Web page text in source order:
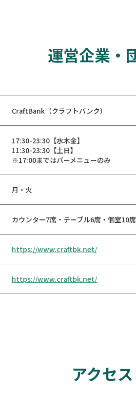
運営企業・
CraftBank（クラフトバンク）
17:30-23:30【水木金】
11:30-23:30【土日】
※17:00まではバーメニューのみ
月・火
カウンター7席・テーブル6席・個室
https://www.craftbk.net/
https://www.craftbk.net/
アクセス